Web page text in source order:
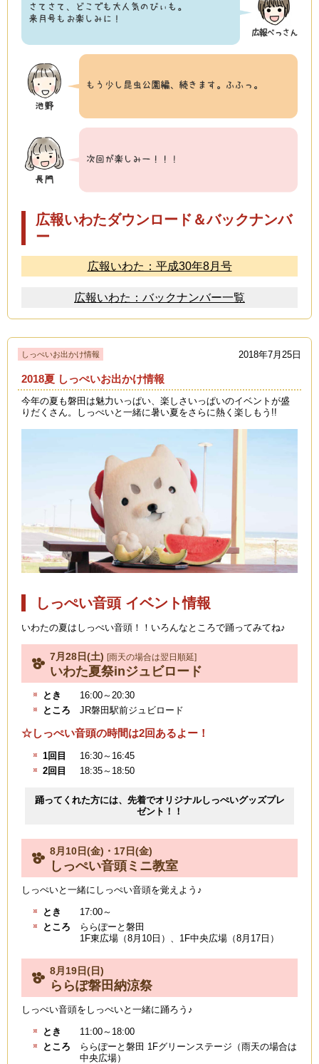
広報いわたダウンロード＆バックナンバ
ー
広報いわた：平成30年8月号
広報いわた：バックナンバー一覧
しっぺいお出かけ情報 2018年7月25日
2018夏 しっぺいお出かけ情報
今年の夏も磐田は魅力いっぱい、楽しさいっぱいのイベントが盛
りだくさん。しっぺいと一緒に暑い夏をさらに熱く楽しもう!!
しっぺい音頭 イベント情報
いわたの夏はしっぺい音頭！！いろんなところで踊ってみてね♪
7月28日(土) [雨天の場合は翌日順延]
いわた夏祭inジュビロード
とき
16:00～20:30
ところ
JR磐田駅前ジュビロード
☆しっぺい音頭の時間は2回あるよー！
1回目
16:30～16:45
2回目
18:35～18:50
踊ってくれた方には、先着でオリジナルしっぺいグッズプレ
ゼント！！
8月10日(金)・17日(金)
しっぺい音頭ミニ教室
しっぺいと一緒にしっぺい音頭を覚えよう♪
とき
17:00～
ところ
ららぽーと磐田
1F東広場（8月10日）、1F中央広場（8月17日）
8月19日(日)
ららぽ磐田納涼祭
しっぺい音頭をしっぺいと一緒に踊ろう♪
とき
11:00～18:00
ところ
ららぽーと磐田 1Fグリーンステージ（雨天の場合は
中央広場）